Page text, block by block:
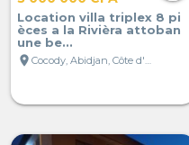
Location villa triplex 8 pi
èces a la Rivièra attoban
une be...
location_on